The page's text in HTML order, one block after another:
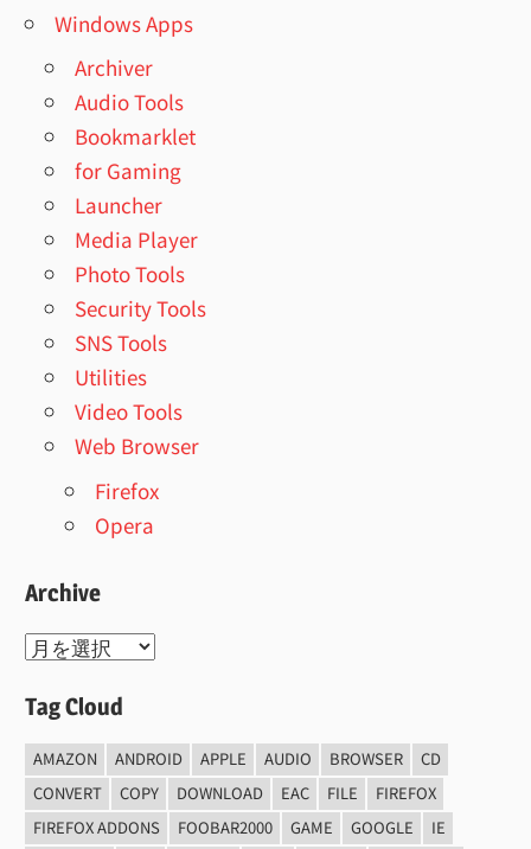
Windows Apps
Archiver
Audio Tools
Bookmarklet
for Gaming
Launcher
Media Player
Photo Tools
Security Tools
SNS Tools
Utilities
Video Tools
Web Browser
Firefox
Opera
Archive
Archive
Tag Cloud
AMAZON ANDROID APPLE AUDIO BROWSER
CD
CONVERT
COPY DOWNLOAD EAC FILE
FIREFOX
FIREFOX ADDONS
FOOBAR2000 GAME GOOGLE
IE